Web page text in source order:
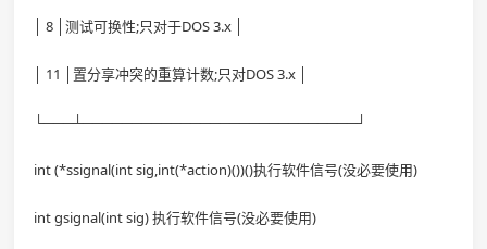
│ 8 │测试可换性;只对于DOS 3.x │
│ 11 │置分享冲突的重算计数;只对DOS 3.x │
└───┴────────────────────────────┘
int (*ssignal(int sig,int(*action)())()执行软件信号(没必要使用)
int gsignal(int sig) 执行软件信号(没必要使用)